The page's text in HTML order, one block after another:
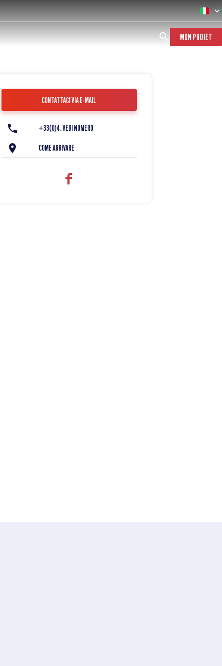
MON PROJET
CONTATTACI VIA E-MAIL
+33(0)4. VEDI NUMERO
COME ARRIVARE